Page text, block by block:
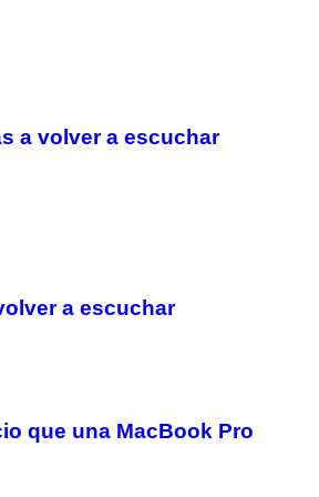
a volver a escuchar
a escuchar
que una MacBook Pro